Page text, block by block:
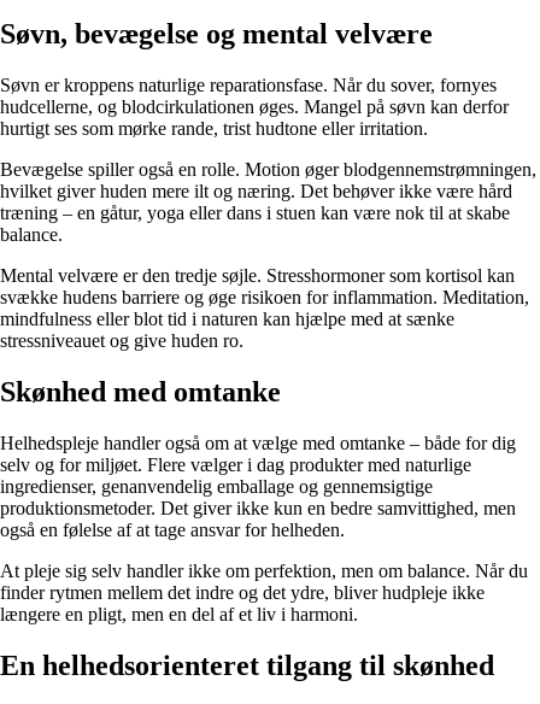
Søvn, bevægelse og mental velvære
Søvn er kroppens naturlige reparationsfase. Når du sover, fornyes
hudcellerne, og blodcirkulationen øges. Mangel på søvn kan derfor
hurtigt ses som mørke rande, trist hudtone eller irritation.
Bevægelse spiller også en rolle. Motion øger blodgennemstrømningen,
hvilket giver huden mere ilt og næring. Det behøver ikke være hård
træning – en gåtur, yoga eller dans i stuen kan være nok til at skabe
balance.
Mental velvære er den tredje søjle. Stresshormoner som kortisol kan
svække hudens barriere og øge risikoen for inflammation. Meditation,
mindfulness eller blot tid i naturen kan hjælpe med at sænke
stressniveauet og give huden ro.
Skønhed med omtanke
Helhedspleje handler også om at vælge med omtanke – både for dig
selv og for miljøet. Flere vælger i dag produkter med naturlige
ingredienser, genanvendelig emballage og gennemsigtige
produktionsmetoder. Det giver ikke kun en bedre samvittighed, men
også en følelse af at tage ansvar for helheden.
At pleje sig selv handler ikke om perfektion, men om balance. Når du
finder rytmen mellem det indre og det ydre, bliver hudpleje ikke
længere en pligt, men en del af et liv i harmoni.
En helhedsorienteret tilgang til skønhed